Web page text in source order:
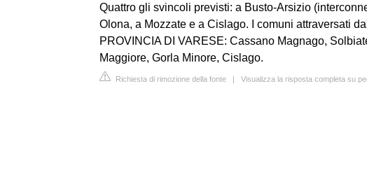
Quattro gli svincoli previsti: a Busto-Arsizio
Olona, a Mozzate e a Cislago. I comuni attraversati
PROVINCIA DI VARESE: Cassano Magnago,
Maggiore, Gorla Minore, Cislago.
Richiesta di rimozione della fonte | Visualizza la risposta completa su